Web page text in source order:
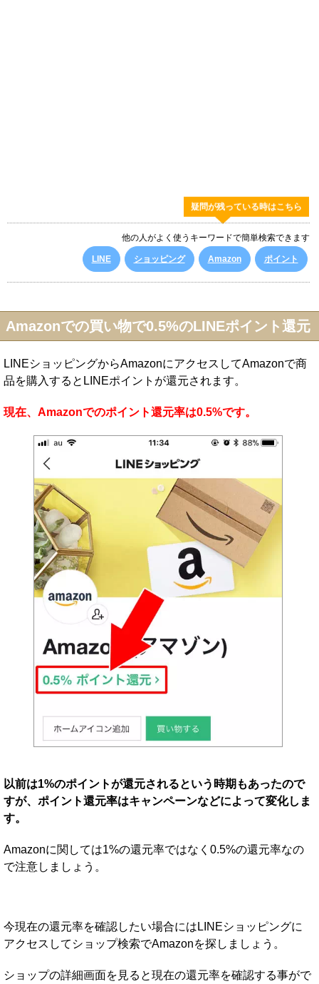
疑問が残っている時はこちら
他の人がよく使うキーワードで簡単検索できます
LINE ショッピング Amazon ポイント
Amazonでの買い物で0.5%のLINEポイント還元
LINEショッピングからAmazonにアクセスしてAmazonで商
品を購入するとLINEポイントが還元されます。
現在、Amazonでのポイント還元率は0.5%です。
以前は1%のポイントが還元されるという時期もあったので
すが、ポイント還元率はキャンペーンなどによって変化しま
す。
Amazonに関しては1%の還元率ではなく0.5%の還元率なの
で注意しましょう。
今現在の還元率を確認したい場合にはLINEショッピングに
アクセスしてショップ検索でAmazonを探しましょう。
ショップの詳細画面を見ると現在の還元率を確認する事がで